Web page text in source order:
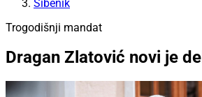
Šibenik
Trogodišnji mandat
Dragan Zlatović novi je